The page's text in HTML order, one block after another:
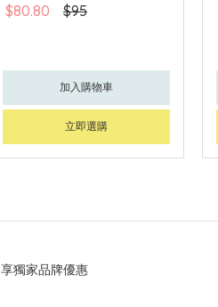
$80.80 $95
加入購物車
立即選購
享獨家品牌優惠